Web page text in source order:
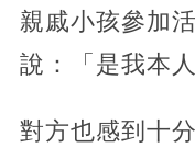
親戚小孩參加
說：「是我本人
對方也感到十